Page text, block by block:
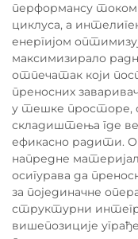
перформансу
циклуса, а
енергијом
максимизирало
отпечатак који
преносних
у тешке просторе,
складиштења где
ефикасно радити.
напредне
осигурава да
за појединачне
структурни
вишепозиције